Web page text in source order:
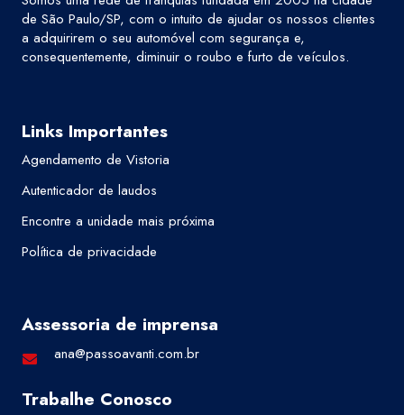
de São Paulo/SP, com o intuito de ajudar os nossos clientes
a adquirirem o seu automóvel com segurança e,
consequentemente, diminuir o roubo e furto de veículos.
Links Importantes
Agendamento de Vistoria
Autenticador de laudos
Encontre a unidade mais próxima
Política de privacidade
Assessoria de imprensa
ana@passoavanti.com.br
Trabalhe Conosco